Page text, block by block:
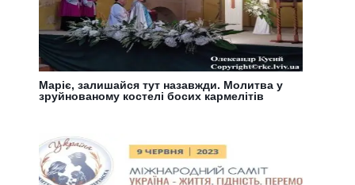
Маріє, залишайся тут назавжди. Молитва у
зруйнованому костелі босих кармелітів